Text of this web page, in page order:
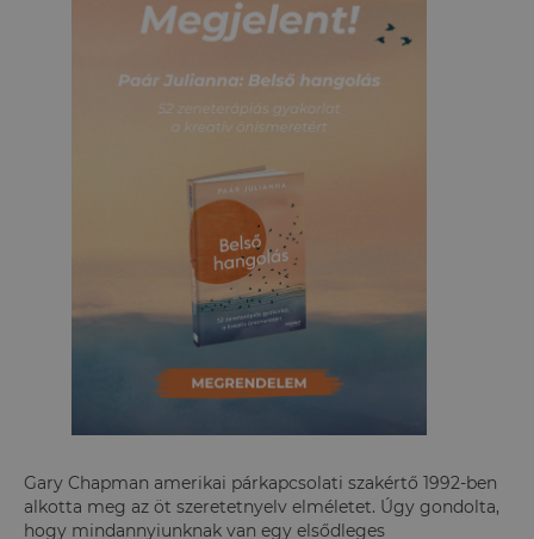
Gary Chapman amerikai párkapcsolati szakértő 1992-ben
alkotta meg az öt szeretetnyelv elméletet. Úgy gondolta,
hogy mindannyiunknak van egy elsődleges